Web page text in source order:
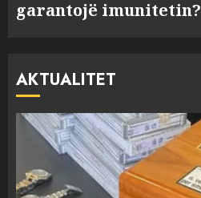
garantojë imunitetin?
AKTUALITET